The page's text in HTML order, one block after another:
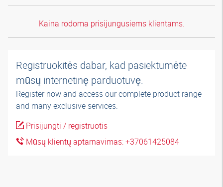
Kaina rodoma prisijungusiems klientams.
Registruokitės dabar, kad pasiektumėte
mūsų internetinę parduotuvę.
Register now and access our complete product range
and many exclusive services.
Prisijungti / registruotis
Mūsų klientų aptarnavimas: +37061425084